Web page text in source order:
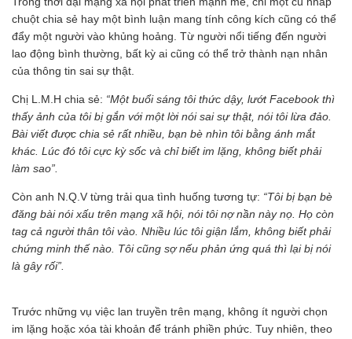
chuột chia sẻ hay một bình luận mang tính công kích cũng có thể
đẩy một người vào khủng hoảng. Từ người nổi tiếng đến người
lao động bình thường, bất kỳ ai cũng có thể trở thành nạn nhân
của thông tin sai sự thật.
Chị L.M.H chia sẻ: “Một buổi sáng tôi thức dậy, lướt Facebook thì
thấy ảnh của tôi bị gắn với một lời nói sai sự thật, nói tôi lừa đảo.
Bài viết được chia sẻ rất nhiều, bạn bè nhìn tôi bằng ánh mắt
khác. Lúc đó tôi cực kỳ sốc và chỉ biết im lặng, không biết phải
làm sao”.
Còn anh N.Q.V từng trải qua tình huống tương tự: “Tôi bị bạn bè
đăng bài nói xấu trên mạng xã hội, nói tôi nợ nần này nọ. Họ còn
tag cả người thân tôi vào. Nhiều lúc tôi giận lắm, không biết phải
chứng minh thế nào. Tôi cũng sợ nếu phản ứng quá thì lại bị nói
là gây rối”.
Trước những vụ việc lan truyền trên mạng, không ít người chọn
im lặng hoặc xóa tài khoản để tránh phiền phức. Tuy nhiên, theo